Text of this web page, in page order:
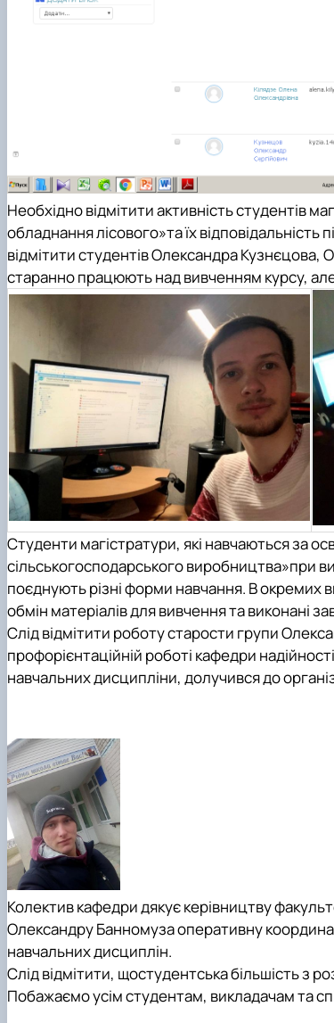
Необхідно відмітити активність студентів
обладнання лісового»та їх
відмітити студентівОлександра Кузнєцова,
старанно працюють над вивченням курсу,
Студенти магістратури, які навчаються за
сільськогосподарського виробництва»при
поєднують різні форми навчання. В окремих
обмін матеріалів для вивчення та виконані
Слід відмітити роботу старости групи
профорієнтаційній роботі кафедри
навчальних дисципліни, долучився до
Колектив кафедри дякує керівництву
Олександру Банномуза оперативну
навчальних дисциплін.
Слід відмітити, щостудентська більшість з
Побажаємо усім студентам, викладачам та